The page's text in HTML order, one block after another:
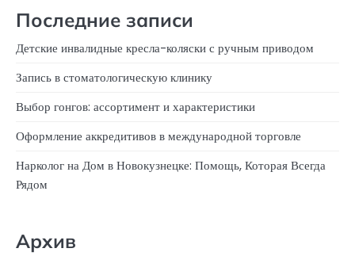
Последние записи
Детские инвалидные кресла-коляски с ручным приводом
Запись в стоматологическую клинику
Выбор гонгов: ассортимент и характеристики
Оформление аккредитивов в международной торговле
Нарколог на Дом в Новокузнецке: Помощь, Которая Всегда
Рядом
Архив